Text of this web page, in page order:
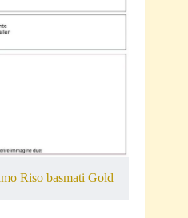
Riso basmati Gold